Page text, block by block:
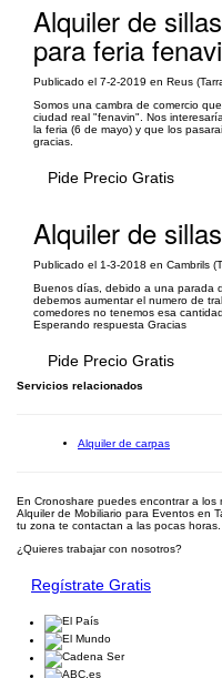
Alquiler de
para feria
Publicado el 7-2-2019 en Reus
Somos una cambra de comercio
ciudad real "fenavin". Nos
la feria (6 de mayo) y que los
gracias.
Pide Precio Gratis
Alquiler de
Publicado el 1-3-2018 en Cambrils
Buenos días, debido a una parada
debemos aumentar el numero de
comedores no tenemos esa
Esperando respuesta Gracias
Pide Precio Gratis
Servicios relacionados
Alquiler de carpas
En Cronoshare puedes encontrar a los
Alquiler de Mobiliario para Eventos en
tu zona te contactan a las pocas horas.
¿Quieres trabajar con nosotros?
Regístrate Gratis